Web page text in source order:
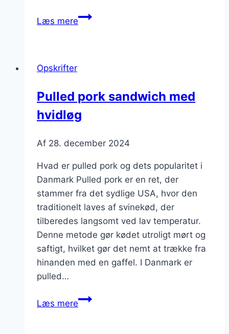
Læs merePulled
Opskrifter
Pulled pork sandwich med
hvidløg
Af 28. december 2024
Hvad er pulled pork og dets popularitet i
Danmark Pulled pork er en ret, der
stammer fra det sydlige USA, hvor den
traditionelt laves af svinekød, der
tilberedes langsomt ved lav temperatur.
Denne metode gør kødet utroligt mørt og
saftigt, hvilket gør det nemt at trække fra
hinanden med en gaffel. I Danmark er
pulled…
Læs merePulled